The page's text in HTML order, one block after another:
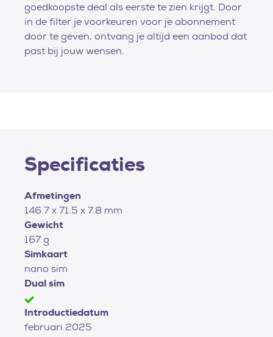
goedkoopste deal als eerste te zien krijgt. Door
in de filter je voorkeuren voor je abonnement
door te geven, ontvang je altijd een aanbod dat
past bij jouw wensen.
Specificaties
Afmetingen
146.7 x 71.5 x 7.8 mm
Gewicht
167 g
Simkaart
nano sim
Dual sim
Introductiedatum
februari 2025